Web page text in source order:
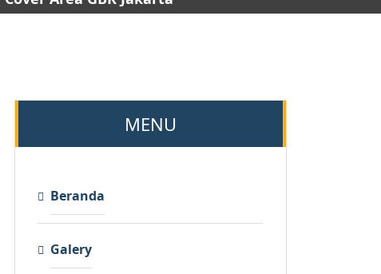
MENU
Beranda
Galery